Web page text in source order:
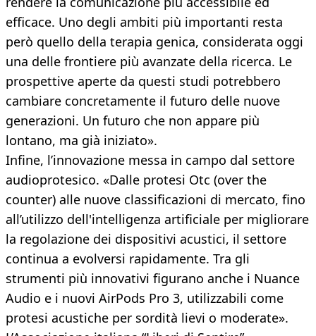
efficace. Uno degli ambiti più importanti resta
però quello della terapia genica, considerata oggi
una delle frontiere più avanzate della ricerca. Le
prospettive aperte da questi studi potrebbero
cambiare concretamente il futuro delle nuove
generazioni. Un futuro che non appare più
lontano, ma già iniziato».
Infine, l’innovazione messa in campo dal settore
audioprotesico. «Dalle protesi Otc (over the
counter) alle nuove classificazioni di mercato, fino
all’utilizzo dell'intelligenza artificiale per migliorare
la regolazione dei dispositivi acustici, il settore
continua a evolversi rapidamente. Tra gli
strumenti più innovativi figurano anche i Nuance
Audio e i nuovi AirPods Pro 3, utilizzabili come
protesi acustiche per sordità lievi o moderate».